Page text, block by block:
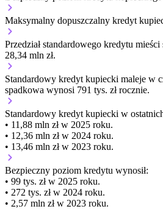
Maksymalny dopuszczalny kredyt
Przedział standardowego kredytu mieści
28,34 mln zł.
Standardowy kredyt kupiecki maleje w
spadkowa wynosi 791 tys. zł rocznie.
Standardowy kredyt kupiecki w
• 11,88 mln zł w 2025 roku.
• 12,36 mln zł w 2024 roku.
• 13,46 mln zł w 2023 roku.
Bezpieczny poziom kredytu wynosił:
• 99 tys. zł w 2025 roku.
• 272 tys. zł w 2024 roku.
• 2,57 mln zł w 2023 roku.